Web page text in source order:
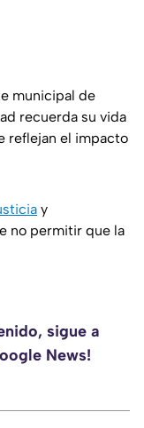
municipal de
recuerda su vida
reflejan el impacto
y
no permitir que la
sigue a
News!